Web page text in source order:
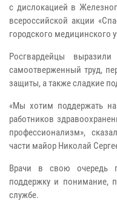
с дислокацией в
всероссийской акции
городского медицинского
Росгвардейцы
самоотверженный труд,
защиты, а также сладкие
«Мы хотим поддержать
работников
профессионализм»,
части майор Николай
Врачи в свою очередь
поддержку и понимание,
службе.